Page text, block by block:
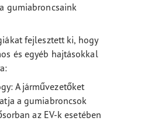
gumiabroncsaink
fejlesztett ki, hogy
és egyéb hajtásokkal
A járművezetőket
a gumiabroncsok
az EV-k esetében